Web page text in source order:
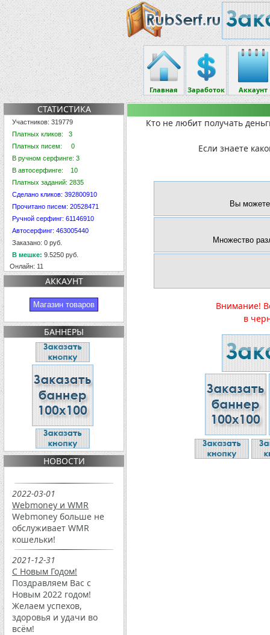
Главная Заработок Аккаунт
СТАТИСТИКА
Участников: 319779
Платных кликов: 3
Платных писем: 0
В ручном серфинге: 3
В автосерфинге: 10
Платных заданий: 2835
Сделано кликов: 392800910
Прочитано писем: 20528471
Ручной серфинг: 61146910
Автосерфинг: 463005440
Заказано: 0 руб.
В мешке: 9.5250 руб.
Онлайн: 11
АККАУНТ
Магазин товаров
БАННЕРЫ
НОВОСТИ
2022-03-01
Webmoney и WMR
Webmoney больше не
обслуживает WMR
кошельки!
2021-12-31
С Новым Годом!
Поздравляем Вас с
Новым 2022 годом!
Желаем успехов,
здоровья и удачи во
всём!
Кто не любит получать
Если знаете
Вы
Множество
Внимание!
в